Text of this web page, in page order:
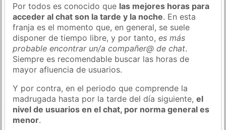
Por todos es conocido que las mejores horas para
acceder al chat son la tarde y la noche. En esta
franja es el momento que, en general, se suele
disponer de tiempo libre, y por tanto,es más
probable encontrar un/a compañer@ de chat.
Siempre es recomendable buscar las horas de
mayor afluencia de usuarios.
Y por contra, en el periodo que comprende la
madrugada hasta por la tarde del día siguiente,el
nivel de usuarios en el chat, por norma general es
menor.